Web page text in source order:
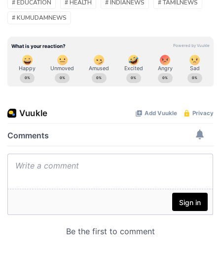
# EDUCATION # HEALTH # INDIANEWS
# TAMILNEWS
# KUMUDAMNEWS